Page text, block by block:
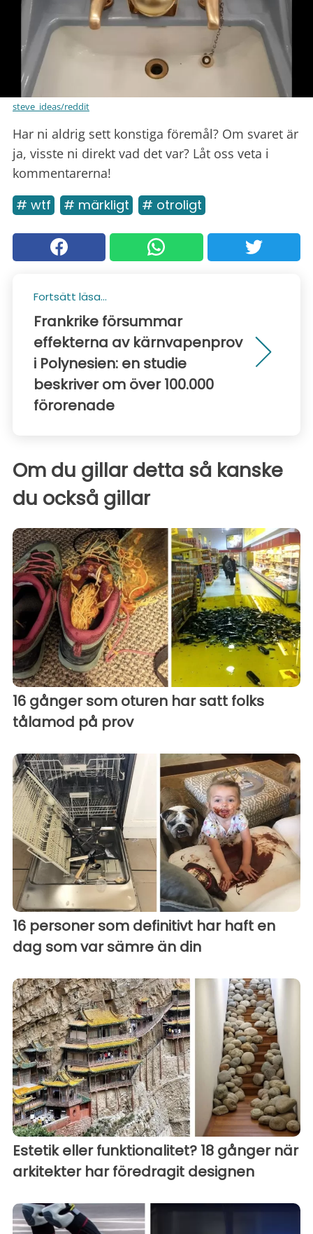
steve_ideas/reddit
Har ni aldrig sett konstiga föremål? Om svaret är
ja, visste ni direkt vad det var? Låt oss veta i
kommentarerna!
# wtf # märkligt # otroligt
Fortsätt läsa...
Frankrike försummar
effekterna av kärnvapenprov
i Polynesien: en studie
beskriver om över 100.000
förorenade
Om du gillar detta så kanske
du också gillar
16 gånger som oturen har satt folks
tålamod på prov
16 personer som definitivt har haft en
dag som var sämre än din
Estetik eller funktionalitet? 18 gånger när
arkitekter har föredragit designen